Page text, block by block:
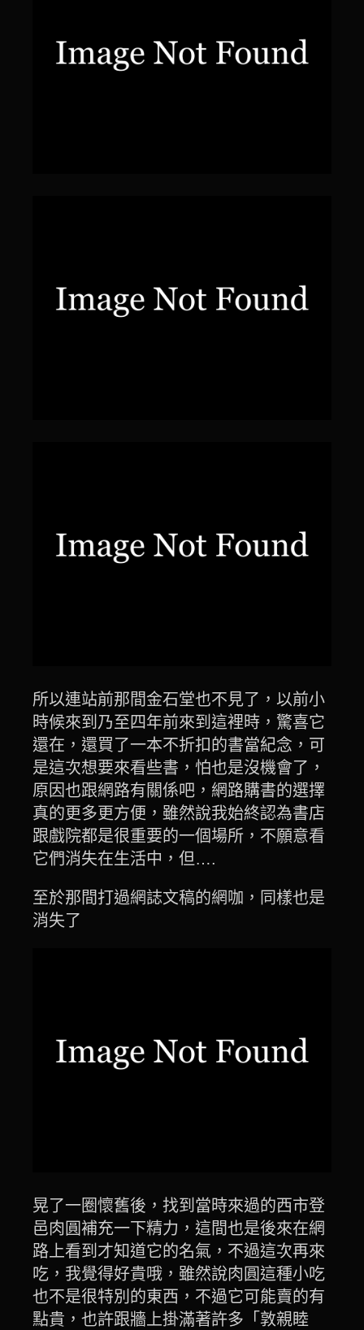
所以連站前那間金石堂也不見了，以前小
時候來到乃至四年前來到這裡時，驚喜它
還在，還買了一本不折扣的書當紀念，可
是這次想要來看些書，怕也是沒機會了，
原因也跟網路有關係吧，網路購書的選擇
真的更多更方便，雖然說我始終認為書店
跟戲院都是很重要的一個場所，不願意看
它們消失在生活中，但….
至於那間打過網誌文稿的網咖，同樣也是
消失了
晃了一圈懷舊後，找到當時來過的西市登
邑肉圓補充一下精力，這間也是後來在網
路上看到才知道它的名氣，不過這次再來
吃，我覺得好貴哦，雖然說肉圓這種小吃
也不是很特別的東西，不過它可能賣的有
點貴，也許跟牆上掛滿著許多「敦親睦